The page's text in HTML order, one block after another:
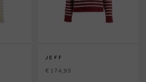
JEFF
€ 174,95